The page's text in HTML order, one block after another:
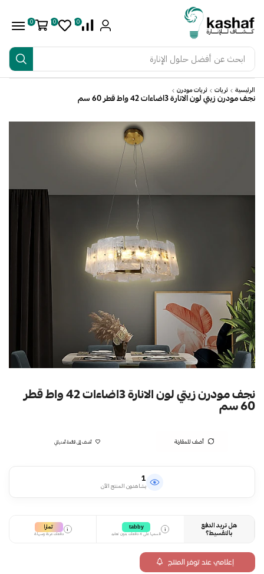
ابحث عن أفضل حلول الإنارة
0
0
0
الرئيسية ثريات ثريات مودرن
نجف مودرن زيتي لون الانارة 3اضاءات 42 واط قطر 60 سم
نجف مودرن زيتي لون الانارة 3اضاءات 42 واط قطر
60 سم
أضف للمقارنة أضف إلى قائمة أمنياتي
1
يشاهدون المنتج الآن
هل تريد الدفع
بالتقسيط؟
i
tabby
قسمها على 4 دفعات بدون تعقيد
i تمارا
دفعات مرنة وسهلة
إعلامي عند توفر المنتج